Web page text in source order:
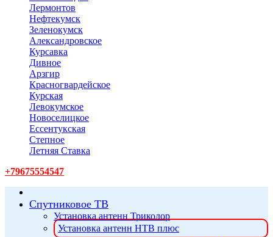
Лермонтов
Нефтекумск
Зеленокумск
Александровское
Курсавка
Дивное
Арзгир
Красногвардейское
Курская
Левокумское
Новоселицкое
Ессентукская
Степное
Летняя Ставка
+79675554547
Спутниковое ТВ
Установка антенн Триколор
Установка антенн НТВ плюс